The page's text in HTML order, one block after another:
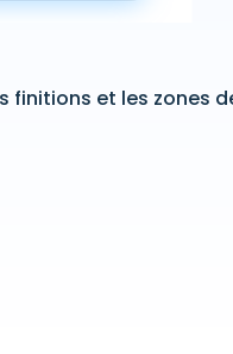
finitions et les zones